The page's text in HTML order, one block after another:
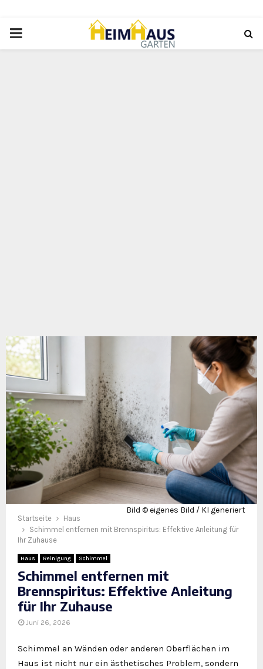
PRIMARY
Bild © eigenes Bild / KI generiert
Startseite
Haus
Schimmel entfernen mit Brennspiritus: Effektive Anleitung für
Ihr Zuhause
Haus Reinigung Schimmel
Schimmel entfernen mit
Brennspiritus: Effektive Anleitung
für Ihr Zuhause
Juni 26, 2026
Schimmel an Wänden oder anderen Oberflächen im
Haus ist nicht nur ein ästhetisches Problem, sondern